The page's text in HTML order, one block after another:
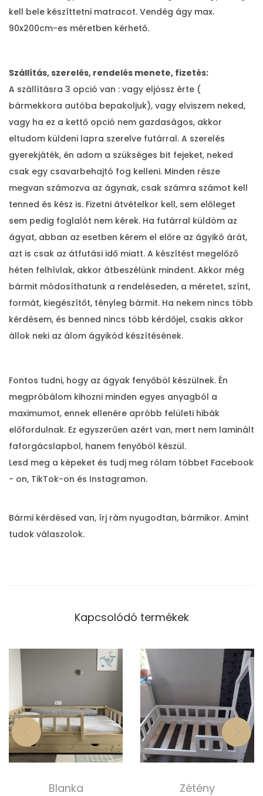
kell bele készíttetni matracot. Vendég ágy max.
90x200cm-es méretben kérhető.
Szállítás, szerelés, rendelés menete, fizetés:
A szállításra 3 opció van : vagy eljössz érte (
bármekkora autóba bepakoljuk), vagy elviszem neked,
vagy ha ez a kettő opció nem gazdaságos, akkor
eltudom küldeni lapra szerelve futárral. A szerelés
gyerekjáték, én adom a szükséges bit fejeket, neked
csak egy csavarbehajtó fog kelleni. Minden része
megvan számozva az ágynak, csak számra számot kell
tenned és kész is. Fizetni átvételkor kell, sem előleget
sem pedig foglalót nem kérek. Ha futárral küldöm az
ágyat, abban az esetben kérem el előre az ágyikó árát,
azt is csak az átfutási idő miatt. A készítést megelőző
héten felhívlak, akkor átbeszélünk mindent. Akkor még
bármit módosíthatunk a rendeléseden, a méretet, színt,
formát, kiegészítőt, tényleg bármit. Ha nekem nincs több
kérdésem, és benned nincs több kérdőjel, csakis akkor
állok neki az álom ágyikód készítésének.
Fontos tudni, hogy az ágyak fenyőböl készülnek. Én
megpróbálom kihozni minden egyes anyagból a
maximumot, ennek ellenére apróbb felületi hibák
előfordulnak. Ez egyszerűen azért van, mert nem laminált
faforgácslapbol, hanem fenyőböl készül.
Lesd meg a képeket és tudj meg rólam többet Facebook
- on, TikTok-on és Instagramon.
Bármi kérdésed van, írj rám nyugodtan, bármikor. Amint
tudok válaszolok.
Kapcsolódó termékek
Blanka Zétény